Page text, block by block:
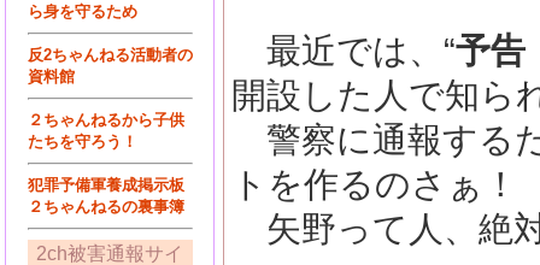
ら身を守るため
反2ちゃんねる活動者の
資料館
２ちゃんねるから子供
たちを守ろう！
犯罪予備軍養成掲示板
２ちゃんねるの裏事簿
2ch被害通報サイ
最近では、“予告
開設した人で知ら
警察に通報する
トを作るのさぁ！
矢野って人、絶